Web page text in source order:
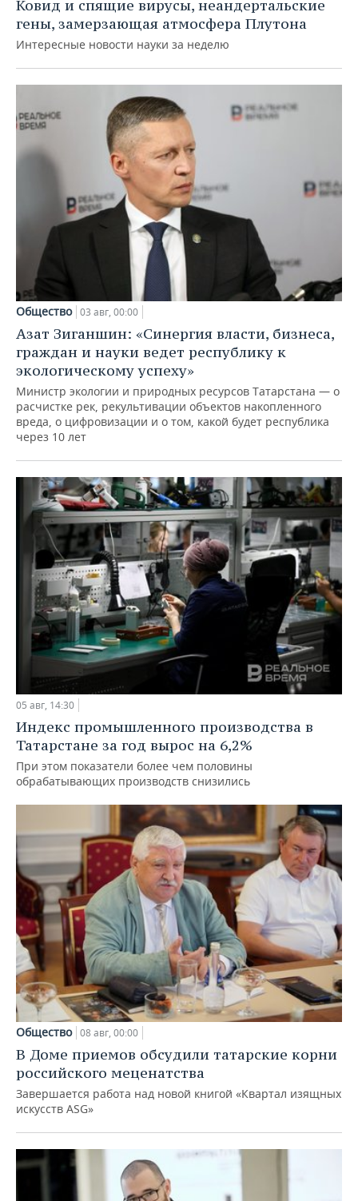
Ковид и спящие вирусы, неандертальские
гены, замерзающая атмосфера Плутона
Интересные новости науки за неделю
Общество 03 авг, 00:00
Азат Зиганшин: «Синергия власти, бизнеса,
граждан и науки ведет республику к
экологическому успеху»
Министр экологии и природных ресурсов Татарстана — о
расчистке рек, рекультивации объектов накопленного
вреда, о цифровизации и о том, какой будет республика
через 10 лет
05 авг, 14:30
Индекс промышленного производства в
Татарстане за год вырос на 6,2%
При этом показатели более чем половины
обрабатывающих производств снизились
Общество 08 авг, 00:00
В Доме приемов обсудили татарские корни
российского меценатства
Завершается работа над новой книгой «Квартал изящных
искусств ASG»